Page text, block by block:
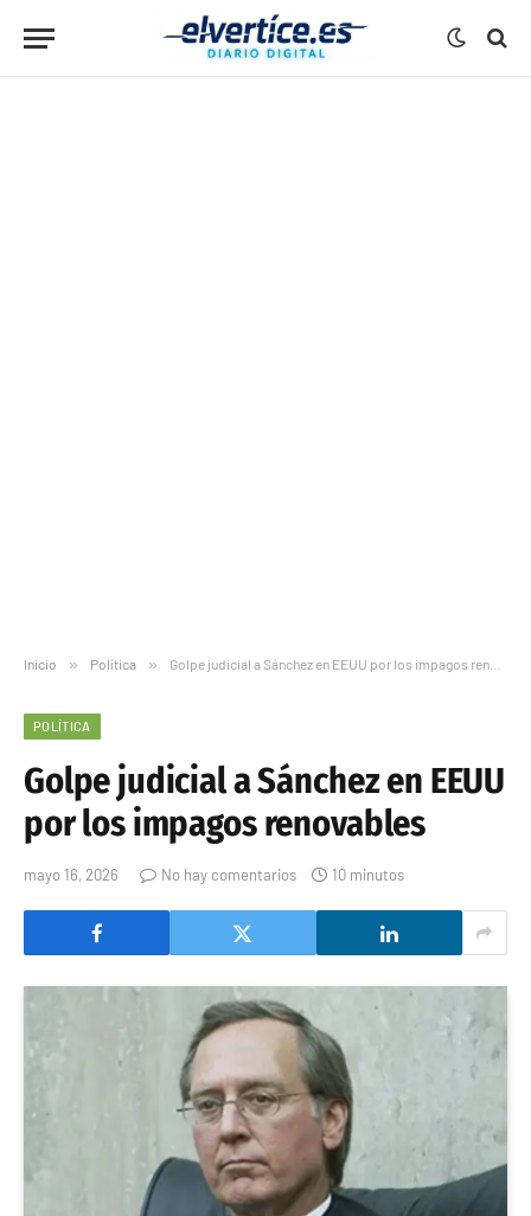
Inicio » Política » Golpe judicial a Sánchez en EEUU por los impagos renovables
POLÍTICA
Golpe judicial a Sánchez en EEUU
por los impagos renovables
mayo 16, 2026 No hay comentarios 10 minutos